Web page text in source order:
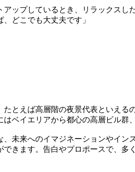
ップしているとき、リラックス
どこでも大丈夫です」
とえば高層階の夜景代表といえる
ベイエリアから都心の高層ビル群
、未来へのイマジネーションやイ
きます。告白やプロポースで、多